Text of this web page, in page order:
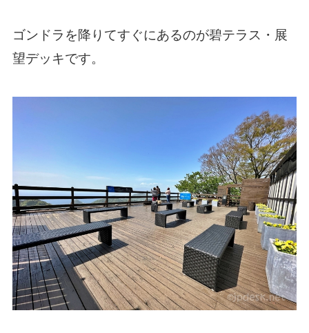
ゴンドラを降りてすぐにあるのが碧テラス・展
望デッキです。